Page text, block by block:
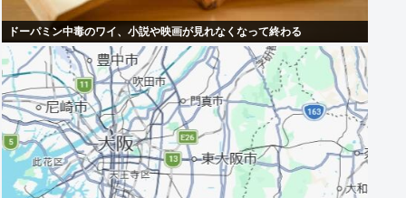
ドーパミン中毒のワイ、小説や映画が見れなくなって終わる